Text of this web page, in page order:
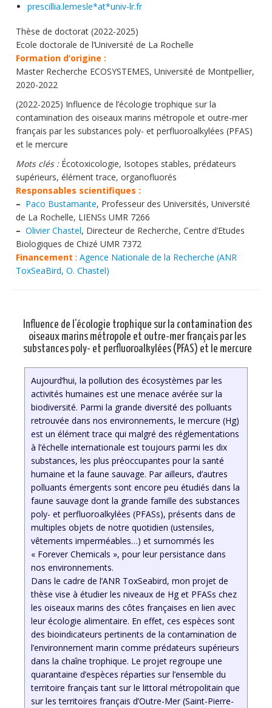
prescillia.lemesle*at*univ-lr.fr
Thèse de doctorat (2022-2025)
Ecole doctorale de l’Université de La Rochelle
Formation d’origine :
Master Recherche ECOSYSTEMES, Université de Montpellier,
2020-2022
(2022-2025) Influence de l’écologie trophique sur la
contamination des oiseaux marins métropole et outre-mer
français par les substances poly- et perfluoroalkylées (PFAS)
et le mercure
Mots clés :Écotoxicologie, Isotopes stables, prédateurs
supérieurs, élément trace, organofluorés
Responsables scientifiques :
– Paco Bustamante, Professeur des Universités, Université
de La Rochelle, LIENSs UMR 7266
– Olivier Chastel, Directeur de Recherche, Centre d’Etudes
Biologiques de Chizé UMR 7372
Financement : Agence Nationale de la Recherche (ANR
ToxSeaBird, O. Chastel)
Influence de l’écologie trophique sur la contamination des
oiseaux marins métropole et outre-mer français par les
substances poly- et perfluoroalkylées (PFAS) et le mercure
Aujourd’hui, la pollution des écosystèmes par les
activités humaines est une menace avérée sur la
biodiversité. Parmi la grande diversité des polluants
retrouvée dans nos environnements, le mercure (Hg)
est un élément trace qui malgré des réglementations
à l’échelle internationale est toujours parmi les dix
substances, les plus préoccupantes pour la santé
humaine et la faune sauvage. Par ailleurs, d’autres
polluants émergents sont encore peu étudiés dans la
faune sauvage dont la grande famille des substances
poly- et perfluoroalkylées (PFASs), présents dans de
multiples objets de notre quotidien (ustensiles,
vêtements imperméables…) et surnommés les
« Forever Chemicals », pour leur persistance dans
nos environnements.
Dans le cadre de l’ANR ToxSeabird, mon projet de
thèse vise à étudier les niveaux de Hg et PFASs chez
les oiseaux marins des côtes françaises en lien avec
leur écologie alimentaire. En effet, ces espèces sont
des bioindicateurs pertinents de la contamination de
l’environnement marin comme prédateurs supérieurs
dans la chaîne trophique. Le projet regroupe une
quarantaine d’espèces réparties sur l’ensemble du
territoire français tant sur le littoral métropolitain que
sur les territoires français d’Outre-Mer (Saint-Pierre-